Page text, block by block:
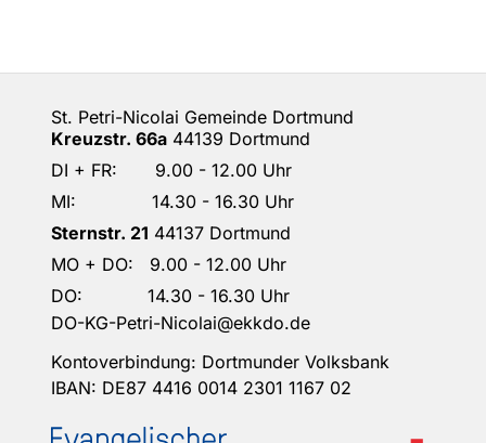
St. Petri-Nicolai Gemeinde Dortmund
Kreuzstr. 66a 44139 Dortmund
DI + FR: 9.00 - 12.00 Uhr
MI: 14.30 - 16.30 Uhr
Sternstr. 21 44137 Dortmund
MO + DO: 9.00 - 12.00 Uhr
DO: 14.30 - 16.30 Uhr
DO-KG-Petri-Nicolai@ekkdo.de
Kontoverbindung: Dortmunder Volksbank
IBAN: DE87 4416 0014 2301 1167 02